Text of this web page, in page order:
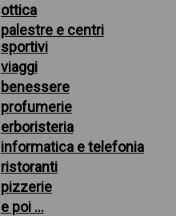
ottica
palestre e centri
sportivi
viaggi
benessere
profumerie
erboristeria
informatica e telefonia
ristoranti
pizzerie
e poi ...